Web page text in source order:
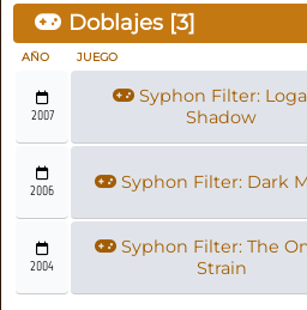
Doblajes [3]
AÑO JUEGO
2007
Syphon Filter:
Shadow
2006 Syphon Filter: Dark
2004
Syphon Filter: The
Strain